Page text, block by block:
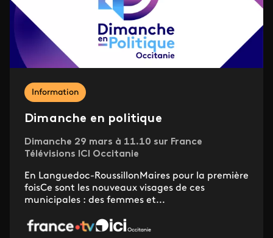
Information
Dimanche en politique
Dimanche 29 mars à 11.10 sur France
Télévisions ICI Occitanie
En Languedoc-RoussillonMaires pour la première
foisCe sont les nouveaux visages de ces
municipales : des femmes et...